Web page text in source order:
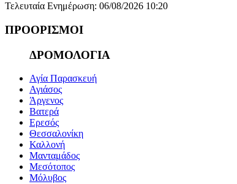
Τελευταία Ενημέρωση: 06/08/2026 10:20
ΠΡΟΟΡΙΣΜΟΙ
ΔΡΟΜΟΛΟΓΙΑ
Αγία Παρασκευή
Αγιάσος
Άργενος
Βατερά
Ερεσός
Θεσσαλονίκη
Καλλονή
Μανταμάδος
Μεσότοπος
Μόλυβος